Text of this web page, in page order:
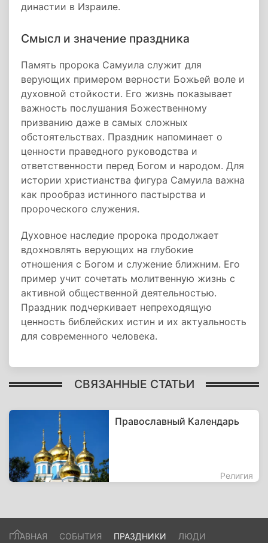
династии в Израиле.
Смысл и значение праздника
Память пророка Самуила служит для
верующих примером верности Божьей воле и
духовной стойкости. Его жизнь показывает
важность послушания Божественному
призванию даже в самых сложных
обстоятельствах. Праздник напоминает о
ценности праведного руководства и
ответственности перед Богом и народом. Для
истории христианства фигура Самуила важна
как прообраз истинного пастырства и
пророческого служения.
Духовное наследие пророка продолжает
вдохновлять верующих на глубокие
отношения с Богом и служение ближним. Его
пример учит сочетать молитвенную жизнь с
активной общественной деятельностью.
Праздник подчеркивает непреходящую
ценность библейских истин и их актуальность
для современного человека.
СВЯЗАННЫЕ СТАТЬИ
Православный Календарь
Религия
ГЛАВНАЯ СОБЫТИЯ ПРАЗДНИКИ
ЛЮДИ